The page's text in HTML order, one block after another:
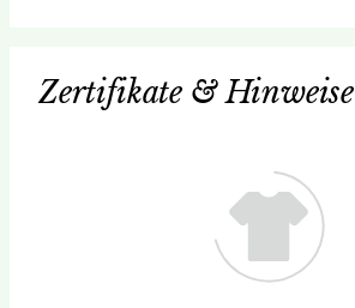
Zertifikate & Hinweise